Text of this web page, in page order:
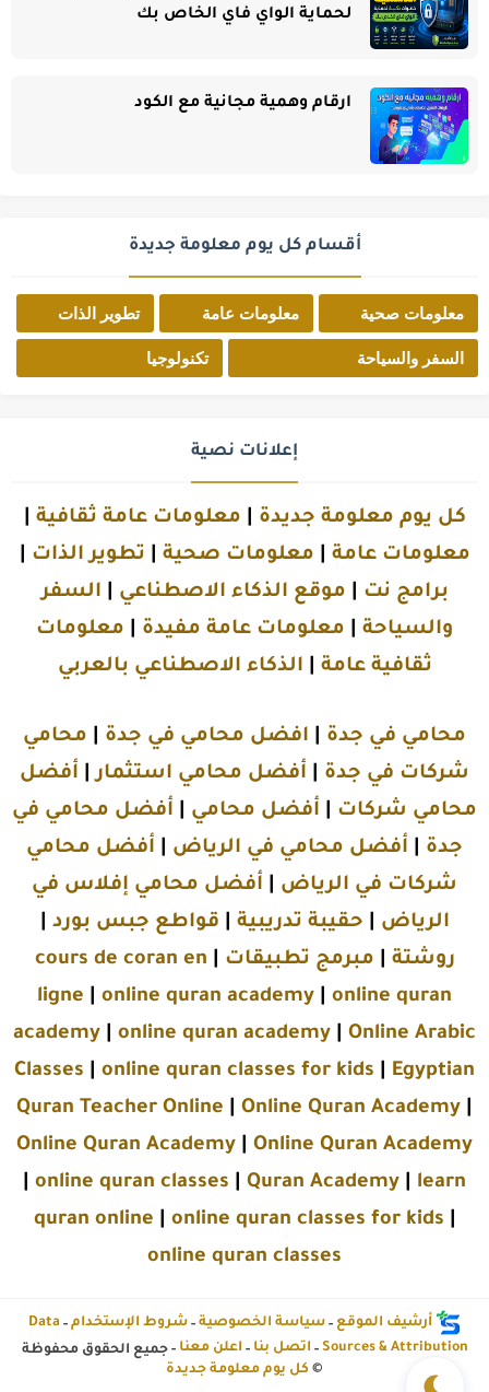
لحماية الواي فاي الخاص بك
ارقام وهمية مجانية مع الكود
أقسام كل يوم معلومة جديدة
معلومات صحية معلومات عامة تطوير الذات
السفر والسياحة تكنولوجيا
إعلانات نصية
كل يوم معلومة جديدة معلومات عامة ثقافية
معلومات عامة
معلومات صحية تطوير الذات
برامج نت
موقع الذكاء الاصطناعي
السفر
والسياحة
معلومات عامة مفيدة
معلومات
ثقافية عامة
الذكاء الاصطناعي بالعربي
محامي في جدة افضل محامي في جدة
محامي
شركات في جدة
أفضل محامي استثمار| أفضل
محامي شركات
أفضل محامي
أفضل محامي في
جدة
أفضل محامي في الرياض
أفضل محامي
شركات في الرياض
أفضل محامي إفلاس في
الرياض
حقيبة تدريبية قواطع جبس بورد
روشتة
مبرمج تطبيقات
cours de coran en
ligne
online quran academy
online quran
academy
online quran academy
Online Arabic
Classes
online quran classes for kids
Egyptian
Quran Teacher Online
Online Quran Academy
Online Quran Academy
Online Quran Academy
online quran classes Quran Academy
learn
quran online
online quran classes for kids
online quran classes
أرشيف الموقع -سياسة الخصوصية -شروط الإستخدام -
Data
Sources & Attribution
- اتصل بنا - اعلن معنا - جميع الحقوق محفوظة
© كل يوم معلومة جديدة